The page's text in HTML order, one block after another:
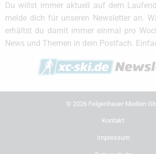
Du willst immer aktuell auf dem
melde dich für unseren Newsletter an.
erhältst du damit immer einmal pro
News und Themen in dein Postfach.
© 2026 Felgenhauer Medien
Kontakt
Impressum